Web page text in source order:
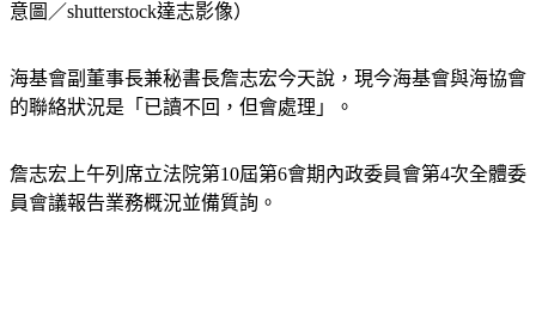
意圖／shutterstock達志影像）
海基會副董事長兼秘書長詹志宏今天說，現今海基會與海協會
的聯絡狀況是「已讀不回，但會處理」。
詹志宏上午列席立法院第10屆第6會期內政委員會第4次全體委
員會議報告業務概況並備質詢。